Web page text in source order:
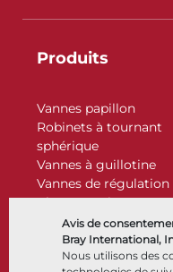
Avis de
Bray International,
Nous utilisons des
Produits
Vannes papillon
Robinets à tournant
sphérique
Vannes à guillotine
Vannes de régulation
Clapets antiretour
Actionneurs
Accessoires de
Cryogénique